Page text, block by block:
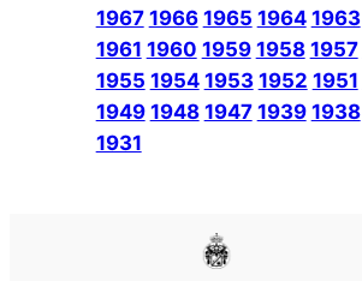
1967 1966 1965 1964 1963
1961 1960 1959 1958 1957
1955 1954 1953 1952 1951
1949 1948 1947 1939 1938
1931